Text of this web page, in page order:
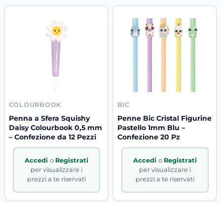
COLOURBOOK
Penna a Sfera Squishy
Daisy Colourbook 0,5 mm
– Confezione da 12 Pezzi
Accedi o Registrati
per visualizzare i
prezzi a te riservati
BIC
Penne Bic Cristal Figurine
Pastello 1mm Blu –
Confezione 20 Pz
Accedi o Registrati
per visualizzare i
prezzi a te riservati